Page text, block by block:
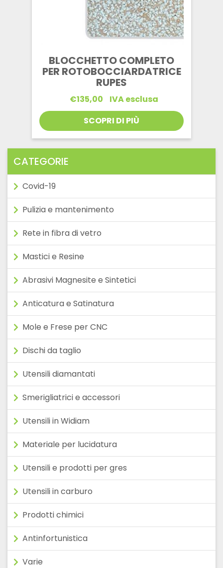
BLOCCHETTO COMPLETO
PER ROTOBOCCIARDATRICE
RUPES
€135,00
IVA esclusa
SCOPRI DI PIÙ
CATEGORIE
Covid-19
Pulizia e mantenimento
Rete in fibra di vetro
Mastici e Resine
Abrasivi Magnesite e Sintetici
Anticatura e Satinatura
Mole e Frese per CNC
Dischi da taglio
Utensili diamantati
Smerigliatrici e accessori
Utensili in Widiam
Materiale per lucidatura
Utensili e prodotti per gres
Utensili in carburo
Prodotti chimici
Antinfortunistica
Varie